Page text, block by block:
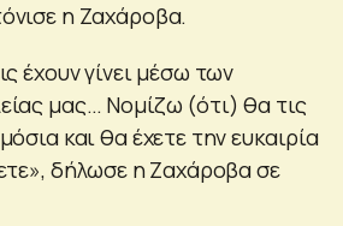
η Ζαχάροβα.
έχουν γίνει μέσω των
μας… Νομίζω (ότι) θα τις
και θα έχετε την ευκαιρία
δήλωσε η Ζαχάροβα σε